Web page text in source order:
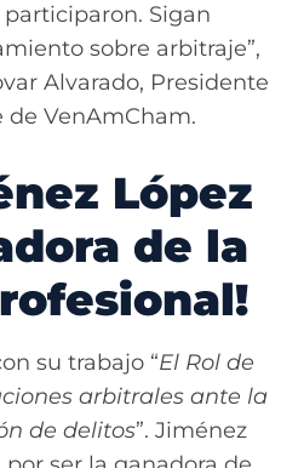
Sigan
sobre arbitraje”,
Alvarado, Presidente
VenAmCham.
López
de la
su trabajo “El Rol de
arbitrales ante la
de delitos”. Jiménez